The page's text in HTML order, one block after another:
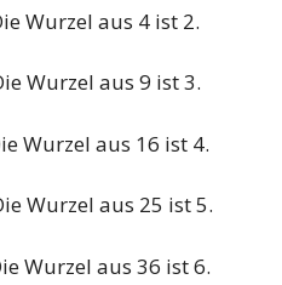
Wurzel aus 4 ist 2.
Wurzel aus 9 ist 3.
Wurzel aus 16 ist 4.
Wurzel aus 25 ist 5.
Wurzel aus 36 ist 6.